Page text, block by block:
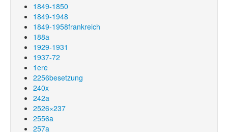
1849-1850
1849-1948
1849-1958frankreich
188a
1929-1931
1937-72
1ere
2256besetzung
240x
242a
2526×237
2556a
257a